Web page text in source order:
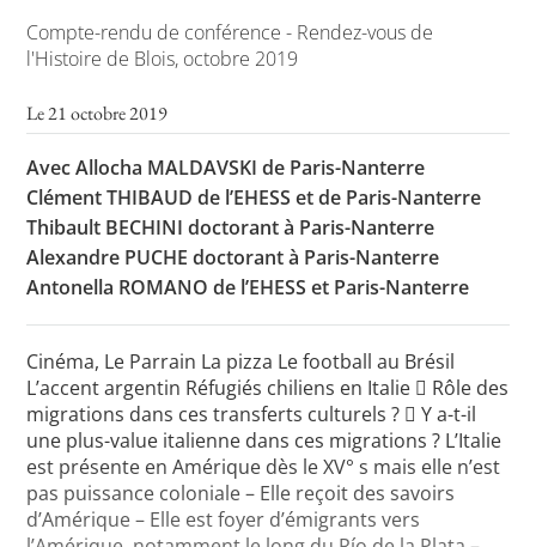
Toutes les actualités
Les rendez-vous de l’APHG
Concours scolaires
Conférences, tables rondes
Critique d’ouvrages publiés
Culture
Compte-rendu de conférence - Rendez-vous de
l'Histoire de Blois, octobre 2019
Le 21 octobre 2019
Avec Allocha MALDAVSKI de Paris-Nanterre
Clément THIBAUD de l’EHESS et de Paris-Nanterre
Thibault BECHINI doctorant à Paris-Nanterre
Alexandre PUCHE doctorant à Paris-Nanterre
Antonella ROMANO de l’EHESS et Paris-Nanterre
Cinéma, Le Parrain La pizza Le football au Brésil
L’accent argentin Réfugiés chiliens en Italie  Rôle des
migrations dans ces transferts culturels ?  Y a-t-il
une plus-value italienne dans ces migrations ? L’Italie
est présente en Amérique dès le XV° s mais elle n’est
pas puissance coloniale – Elle reçoit des savoirs
d’Amérique – Elle est foyer d’émigrants vers